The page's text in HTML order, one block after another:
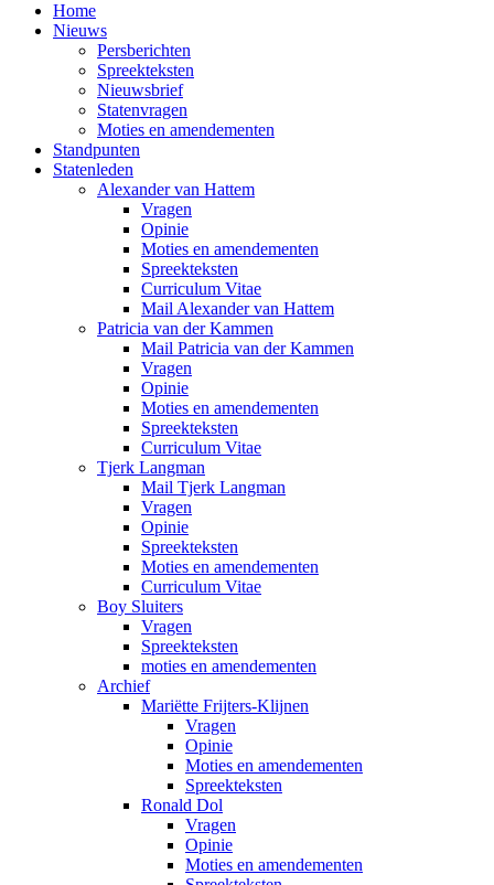
Home
Nieuws
Persberichten
Spreekteksten
Nieuwsbrief
Statenvragen
Moties en amendementen
Standpunten
Statenleden
Alexander van Hattem
Vragen
Opinie
Moties en amendementen
Spreekteksten
Curriculum Vitae
Mail Alexander van Hattem
Patricia van der Kammen
Mail Patricia van der Kammen
Vragen
Opinie
Moties en amendementen
Spreekteksten
Curriculum Vitae
Tjerk Langman
Mail Tjerk Langman
Vragen
Opinie
Spreekteksten
Moties en amendementen
Curriculum Vitae
Boy Sluiters
Vragen
Spreekteksten
moties en amendementen
Archief
Mariëtte Frijters-Klijnen
Vragen
Opinie
Moties en amendementen
Spreekteksten
Ronald Dol
Vragen
Opinie
Moties en amendementen